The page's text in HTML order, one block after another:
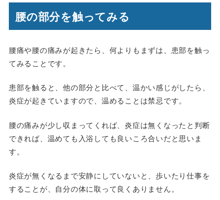
腰の部分を触ってみる
腰痛や腰の痛みが起きたら、何よりもまずは、患部を触っ
てみることです。
患部を触ると、他の部分と比べて、温かい感じがしたら、
炎症が起きていますので、温めることは禁忌です。
腰の痛みが少し収まってくれば、炎症は無くなったと判断
できれば、温めても入浴しても良いころ合いだと思いま
す。
炎症が無くなるまで安静にしていないと、歩いたり仕事を
することが、自分の体に取って良くありません。